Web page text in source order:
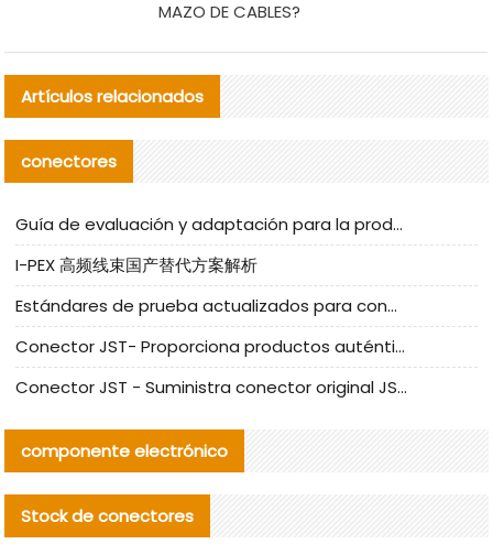
MAZO DE CABLES?
Artículos relacionados
conectores
Guía de evaluación y adaptación para la producción en serie de componentes de cables nacionales para CNC Tech
I-PEX 高频线束国产替代方案解析
Estándares de prueba actualizados para conectores nacionales bajo la referencia de CLIFF
Conector JST- Proporciona productos auténticos y alternativos del conector JST NSHR-02V-S
Conector JST - Suministra conector original JST GHR-09V-S | productos alternativos
componente electrónico
Stock de conectores